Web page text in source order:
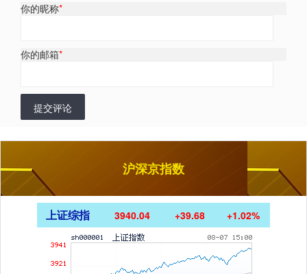
你的昵称*
你的邮箱*
提交评论
沪深京指数
上证综指 3940.04 +39.68 +1.02%